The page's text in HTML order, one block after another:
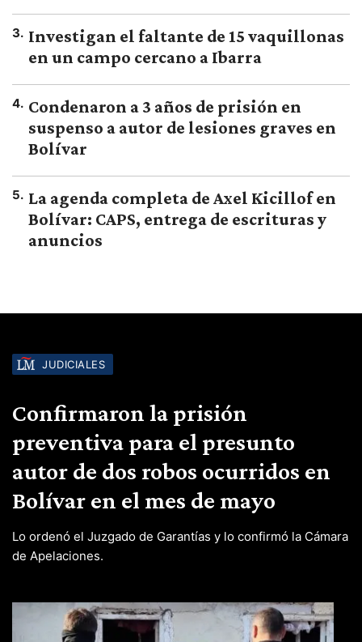
3. Investigan el faltante de 15 vaquillonas
en un campo cercano a Ibarra
4. Condenaron a 3 años de prisión en
suspenso a autor de lesiones graves en
Bolívar
5. La agenda completa de Axel Kicillof en
Bolívar: CAPS, entrega de escrituras y
anuncios
JUDICIALES
Confirmaron la prisión
preventiva para el presunto
autor de dos robos ocurridos en
Bolívar en el mes de mayo
Lo ordenó el Juzgado de Garantías y lo confirmó la Cámara
de Apelaciones.